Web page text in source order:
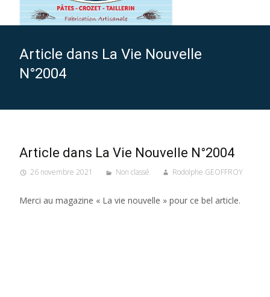
Article dans La Vie Nouvelle
N°2004
Article dans La Vie Nouvelle N°2004
26 novembre 2021 Non classé Rodolphe GEOFFROY
Merci au magazine « La vie nouvelle » pour ce bel article.